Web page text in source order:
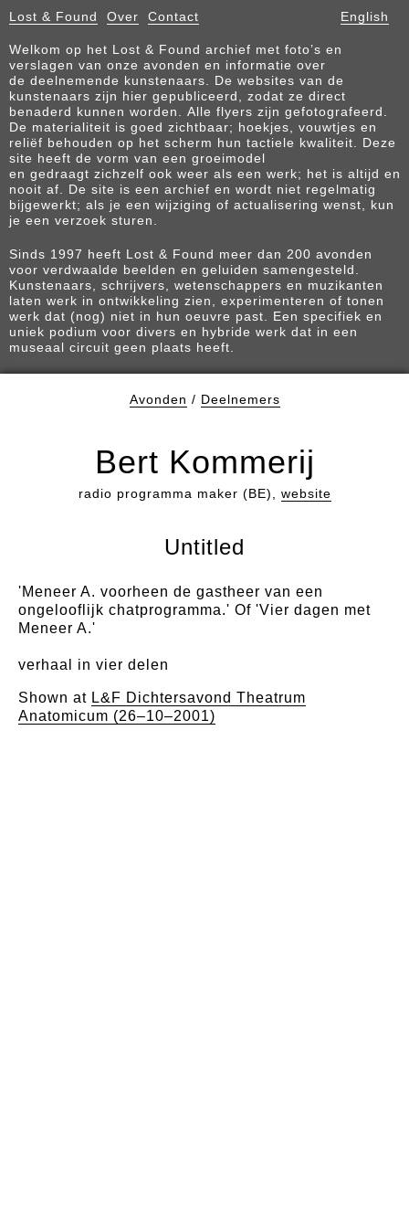
Lost & Found Over Contact English
Welkom op het Lost & Found archief met foto’s en
verslagen van onze avonden en informatie over
de deelnemende kunstenaars. De websites van de
kunstenaars zijn hier gepubliceerd, zodat ze direct
benaderd kunnen worden. Alle flyers zijn gefotografeerd.
De materialiteit is goed zichtbaar; hoekjes, vouwtjes en
reliëf behouden op het scherm hun tactiele kwaliteit. Deze
site heeft de vorm van een groeimodel
en gedraagt zichzelf ook weer als een werk; het is altijd en
nooit af. De site is een archief en wordt niet regelmatig
bijgewerkt; als je een wijziging of actualisering wenst, kun
je een verzoek sturen.
Sinds 1997 heeft Lost & Found meer dan 200 avonden
voor verdwaalde beelden en geluiden samengesteld.
Kunstenaars, schrijvers, wetenschappers en muzikanten
laten werk in ontwikkeling zien, experimenteren of tonen
werk dat (nog) niet in hun oeuvre past. Een specifiek en
uniek podium voor divers en hybride werk dat in een
museaal circuit geen plaats heeft.
Avonden / Deelnemers
Bert Kommerij
radio programma maker (BE), website
Untitled
'Meneer A. voorheen de gastheer van een
ongelooflijk chatprogramma.' Of 'Vier dagen met
Meneer A.'
verhaal in vier delen
Shown at L&F Dichtersavond Theatrum
Anatomicum (26–10–2001)